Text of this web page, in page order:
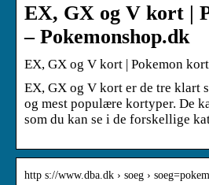
EX, GX og V kort |
– Pokemonshop.dk
EX, GX og V kort | Pokemon kort
EX, GX og V kort er de tre klart
og mest populære kortyper. De
som du kan se i de forskellige
http s://www.dba.dk › soeg ›